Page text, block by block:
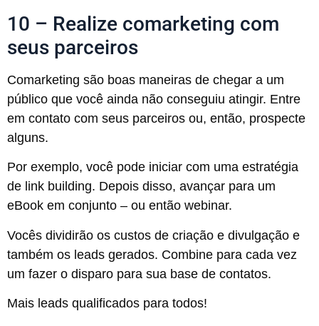
10 – Realize comarketing com
seus parceiros
Comarketing são boas maneiras de chegar a um
público que você ainda não conseguiu atingir. Entre
em contato com seus parceiros ou, então, prospecte
alguns.
Por exemplo, você pode iniciar com uma estratégia
de link building. Depois disso, avançar para um
eBook em conjunto – ou então webinar.
Vocês dividirão os custos de criação e divulgação e
também os leads gerados. Combine para cada vez
um fazer o disparo para sua base de contatos.
Mais leads qualificados para todos!